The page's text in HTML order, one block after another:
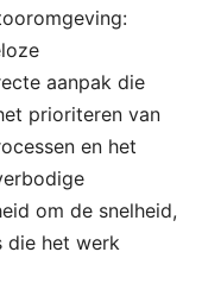
aanpak die
prioriteren van
en het
om de snelheid,
die het werk